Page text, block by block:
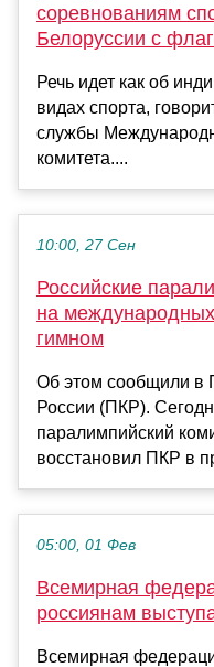
соревнованиям
Белоруссии с
Речь идет как об
видах спорта,
службы
комитета....
10:00, 27 Сен
Российские
на
гимном
Об этом сообщили в
России (ПКР).
паралимпийский
восстановил ПКР в
05:00, 01 Фев
Всемирная
россиянам
Всемирная